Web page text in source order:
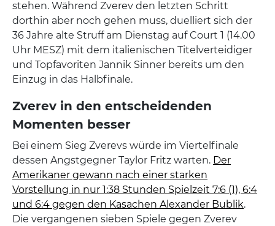
stehen. Während Zverev den letzten Schritt
dorthin aber noch gehen muss, duelliert sich der
36 Jahre alte Struff am Dienstag auf Court 1 (14.00
Uhr MESZ) mit dem italienischen Titelverteidiger
und Topfavoriten Jannik Sinner bereits um den
Einzug in das Halbfinale.
Zverev in den entscheidenden
Momenten besser
Bei einem Sieg Zverevs würde im Viertelfinale
dessen Angstgegner Taylor Fritz warten. Der
Amerikaner gewann nach einer starken
Vorstellung in nur 1:38 Stunden Spielzeit 7:6 (1), 6:4
und 6:4 gegen den Kasachen Alexander Bublik.
Die vergangenen sieben Spiele gegen Zverev